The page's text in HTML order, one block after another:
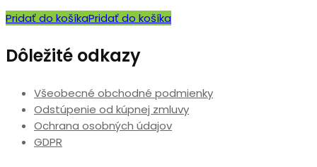
Pridať do košíkaPridať do košíka
Dôležité odkazy
Všeobecné obchodné podmienky
Odstúpenie od kúpnej zmluvy
Ochrana osobných údajov
GDPR